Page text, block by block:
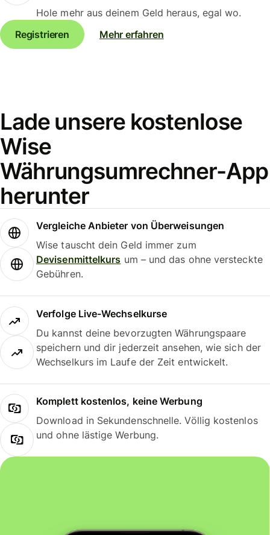
Hole mehr aus deinem Geld heraus, egal wo.
Registrieren
Mehr erfahren
Lade unsere kostenlose
Wise
Währungsumrechner-App
herunter
Vergleiche Anbieter von Überweisungen
Wise tauscht dein Geld immer zum
Devisenmittelkurs um – und das ohne versteckte
Gebühren.
Verfolge Live-Wechselkurse
Du kannst deine bevorzugten Währungspaare
speichern und dir jederzeit ansehen, wie sich der
Wechselkurs im Laufe der Zeit entwickelt.
Komplett kostenlos, keine Werbung
Download in Sekundenschnelle. Völlig kostenlos
und ohne lästige Werbung.